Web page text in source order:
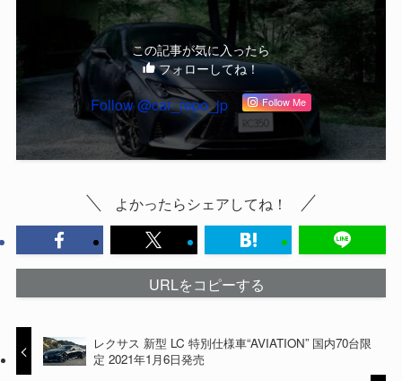
この記事が気に入ったら
フォローしてね！
Follow @car_repo_jp Follow Me
よかったらシェアしてね！
URLをコピーする
レクサス 新型 LC 特別仕様車“AVIATION” 国内70台限
定 2021年1月6日発売